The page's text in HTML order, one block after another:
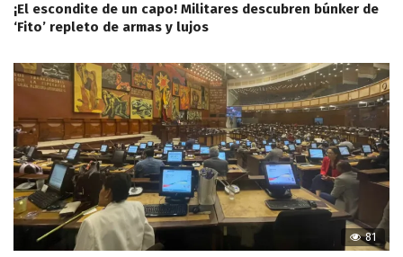
¡El escondite de un capo! Militares descubren búnker de
‘Fito’ repleto de armas y lujos
81